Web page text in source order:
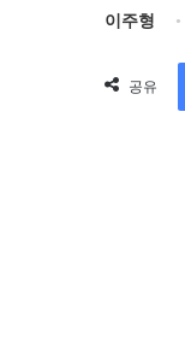
이주형
공유